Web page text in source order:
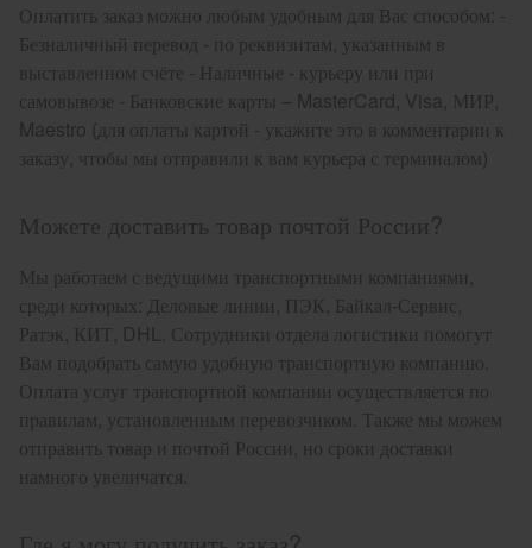
Оплатить заказ можно любым удобным для Вас способом: -
Безналичный перевод - по реквизитам, указанным в
выставленном счёте - Наличные - курьеру или при
самовывозе - Банковские карты – MasterCard, Visa, МИР,
Maestro (для оплаты картой - укажите это в комментарии к
заказу, чтобы мы отправили к вам курьера с терминалом)
Можете доставить товар почтой России?
Мы работаем с ведущими транспортными компаниями,
среди которых: Деловые линии, ПЭК, Байкал-Сервис,
Ратэк, КИТ, DHL. Сотрудники отдела логистики помогут
Вам подобрать самую удобную транспортную компанию.
Оплата услуг транспортной компании осуществляется по
правилам, установленным перевозчиком. Также мы можем
отправить товар и почтой России, но сроки доставки
намного увеличатся.